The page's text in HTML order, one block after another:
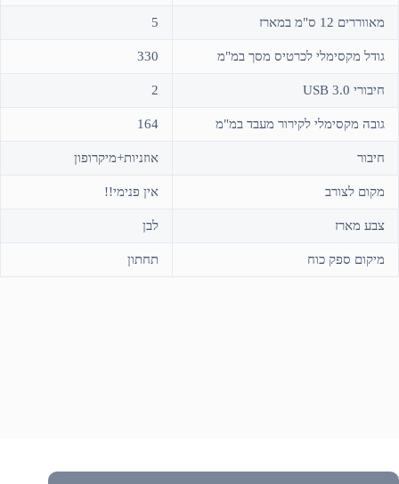
מאווררים 12 ס"מ במארז 5
גודל מקסימלי לכרטיס מסך במ"מ 330
חיבורי USB 3.0 2
גובה מקסימלי לקירור מעבד במ"מ 164
חיבור אוזניות+מיקרופון
מקום לצורב אין פנימי!!
צבע מארז לבן
מיקום ספק כוח תחתון